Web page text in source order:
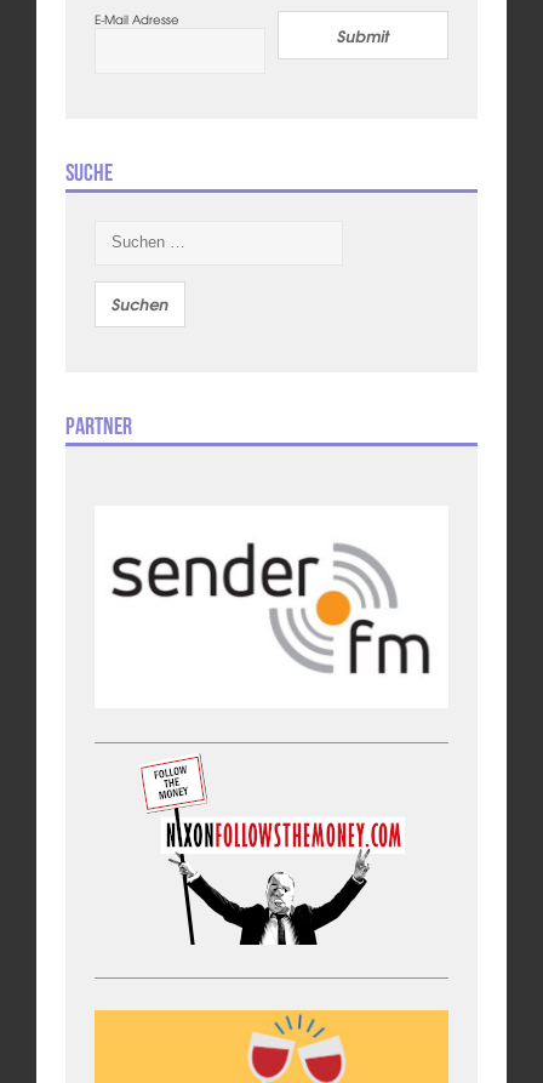
E-Mail Adresse
Submit
Suche
nach:
Partner